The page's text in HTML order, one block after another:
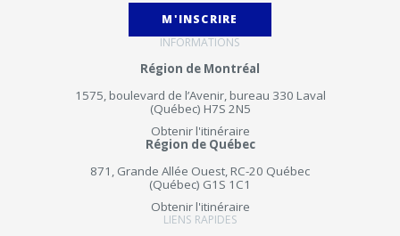
M'INSCRIRE
INFORMATIONS
Région de Montréal
1575, boulevard de l’Avenir, bureau 330 Laval
(Québec) H7S 2N5
Obtenir l'itinéraire
Région de Québec
871, Grande Allée Ouest, RC-20 Québec
(Québec) G1S 1C1
Obtenir l'itinéraire
LIENS RAPIDES